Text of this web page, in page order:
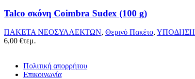
Talco σκόνη Coimbra Sudex (100 g)
ΠΑΚΕΤΑ ΝΕΟΣΥΛΛΕΚΤΩΝ, Θερινό Πακέτο, ΥΠΟΔΗΣΗ
6,00 €τεμ.
Πολιτική απορρήτου
Επικοινωνία